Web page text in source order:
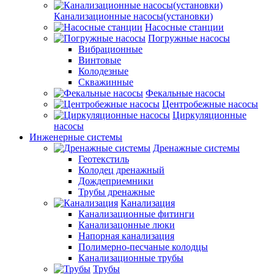
Канализационные насосы(установки)
Насосные станции
Погружные насосы
Вибрационные
Винтовые
Колодезные
Скважинные
Фекальные насосы
Центробежные насосы
Циркуляционные
насосы
Инженерные системы
Дренажные системы
Геотекстиль
Колодец дренажный
Дождеприемники
Трубы дренажные
Канализация
Канализационные фитинги
Канализацонные люки
Напорная канализация
Полимерно-песчаные колодцы
Канализационные трубы
Трубы